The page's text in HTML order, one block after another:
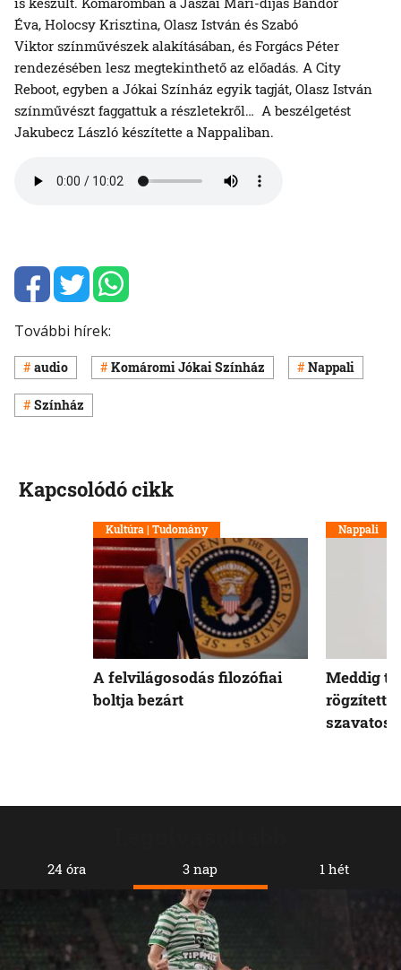
Éva, Holocsy Krisztina, Olasz István és Szabó
Viktor színművészek alakításában, és Forgács Péter
rendezésében lesz megtekinthető az előadás. A City
Reboot, egyben a Jókai Színház egyik tagját, Olasz István
színművészt faggattuk a részletekről… A beszélgetést
Jakubecz László készítette a Nappaliban.
További hírek:
audio Komáromi Jókai Színház Nappali
Színház
24 óra 3 nap 1 hét
Kapcsolódó cikk
Kultúra | Tudomány
A felvilágosodás filozófiai
boltja bezárt
Nappali
Meddig
rögzített